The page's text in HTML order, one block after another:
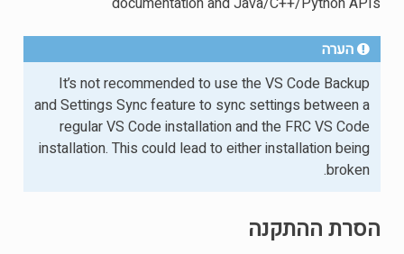
הערה
It’s not recommended to use the VS Code Backup
and Settings Sync feature to sync settings between a
regular VS Code installation and the FRC VS Code
installation. This could lead to either installation being
broken.
הסרת ההתקנה